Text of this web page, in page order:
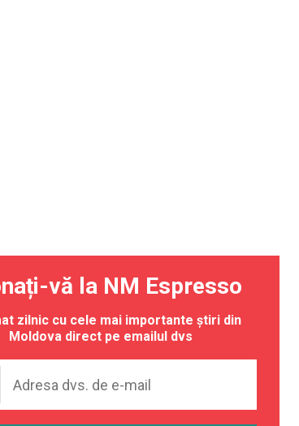
vă la NM Espresso
zilnic cu cele mai importante știri din
Moldova direct pe emailul dvs